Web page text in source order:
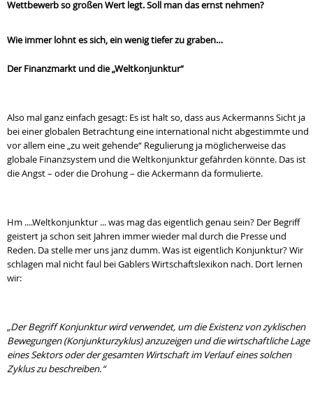
Wettbewerb so großen Wert legt. Soll man das ernst nehmen?
Wie immer lohnt es sich, ein wenig tiefer zu graben…
Der Finanzmarkt und die „Weltkonjunktur“
Also mal ganz einfach gesagt: Es ist halt so, dass aus Ackermanns Sicht ja
bei einer globalen Betrachtung eine international nicht abgestimmte und
vor allem eine „zu weit gehende“ Regulierung ja möglicherweise das
globale Finanzsystem und die Weltkonjunktur gefährden könnte. Das ist
die Angst – oder die Drohung – die Ackermann da formulierte.
Hm ....Weltkonjunktur ... was mag das eigentlich genau sein? Der Begriff
geistert ja schon seit Jahren immer wieder mal durch die Presse und
Reden. Da stelle mer uns janz dumm. Was ist eigentlich Konjunktur? Wir
schlagen mal nicht faul bei Gablers Wirtschaftslexikon nach. Dort lernen
wir:
„Der Begriff Konjunktur wird verwendet, um die Existenz von zyklischen
Bewegungen (Konjunkturzyklus) anzuzeigen und die wirtschaftliche Lage
eines Sektors oder der gesamten Wirtschaft im Verlauf eines solchen
Zyklus zu beschreiben.“